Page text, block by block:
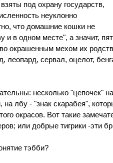
под охрану государств,
неуклонно
что домашние кошки не
и в одном месте", а значит,
окрашенным мехом их
леопард, сервал, оцелот,
несколько "цепочек"
лбу - "знак скарабея",
окрасов. Вот такие
или добрые тигрики -эти
тэбби?